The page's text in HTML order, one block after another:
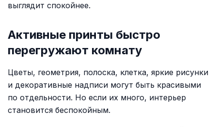
выглядит спокойнее.
Активные принты быстро
перегружают комнату
Цветы, геометрия, полоска, клетка, яркие рисунки
и декоративные надписи могут быть красивыми
по отдельности. Но если их много, интерьер
становится беспокойным.